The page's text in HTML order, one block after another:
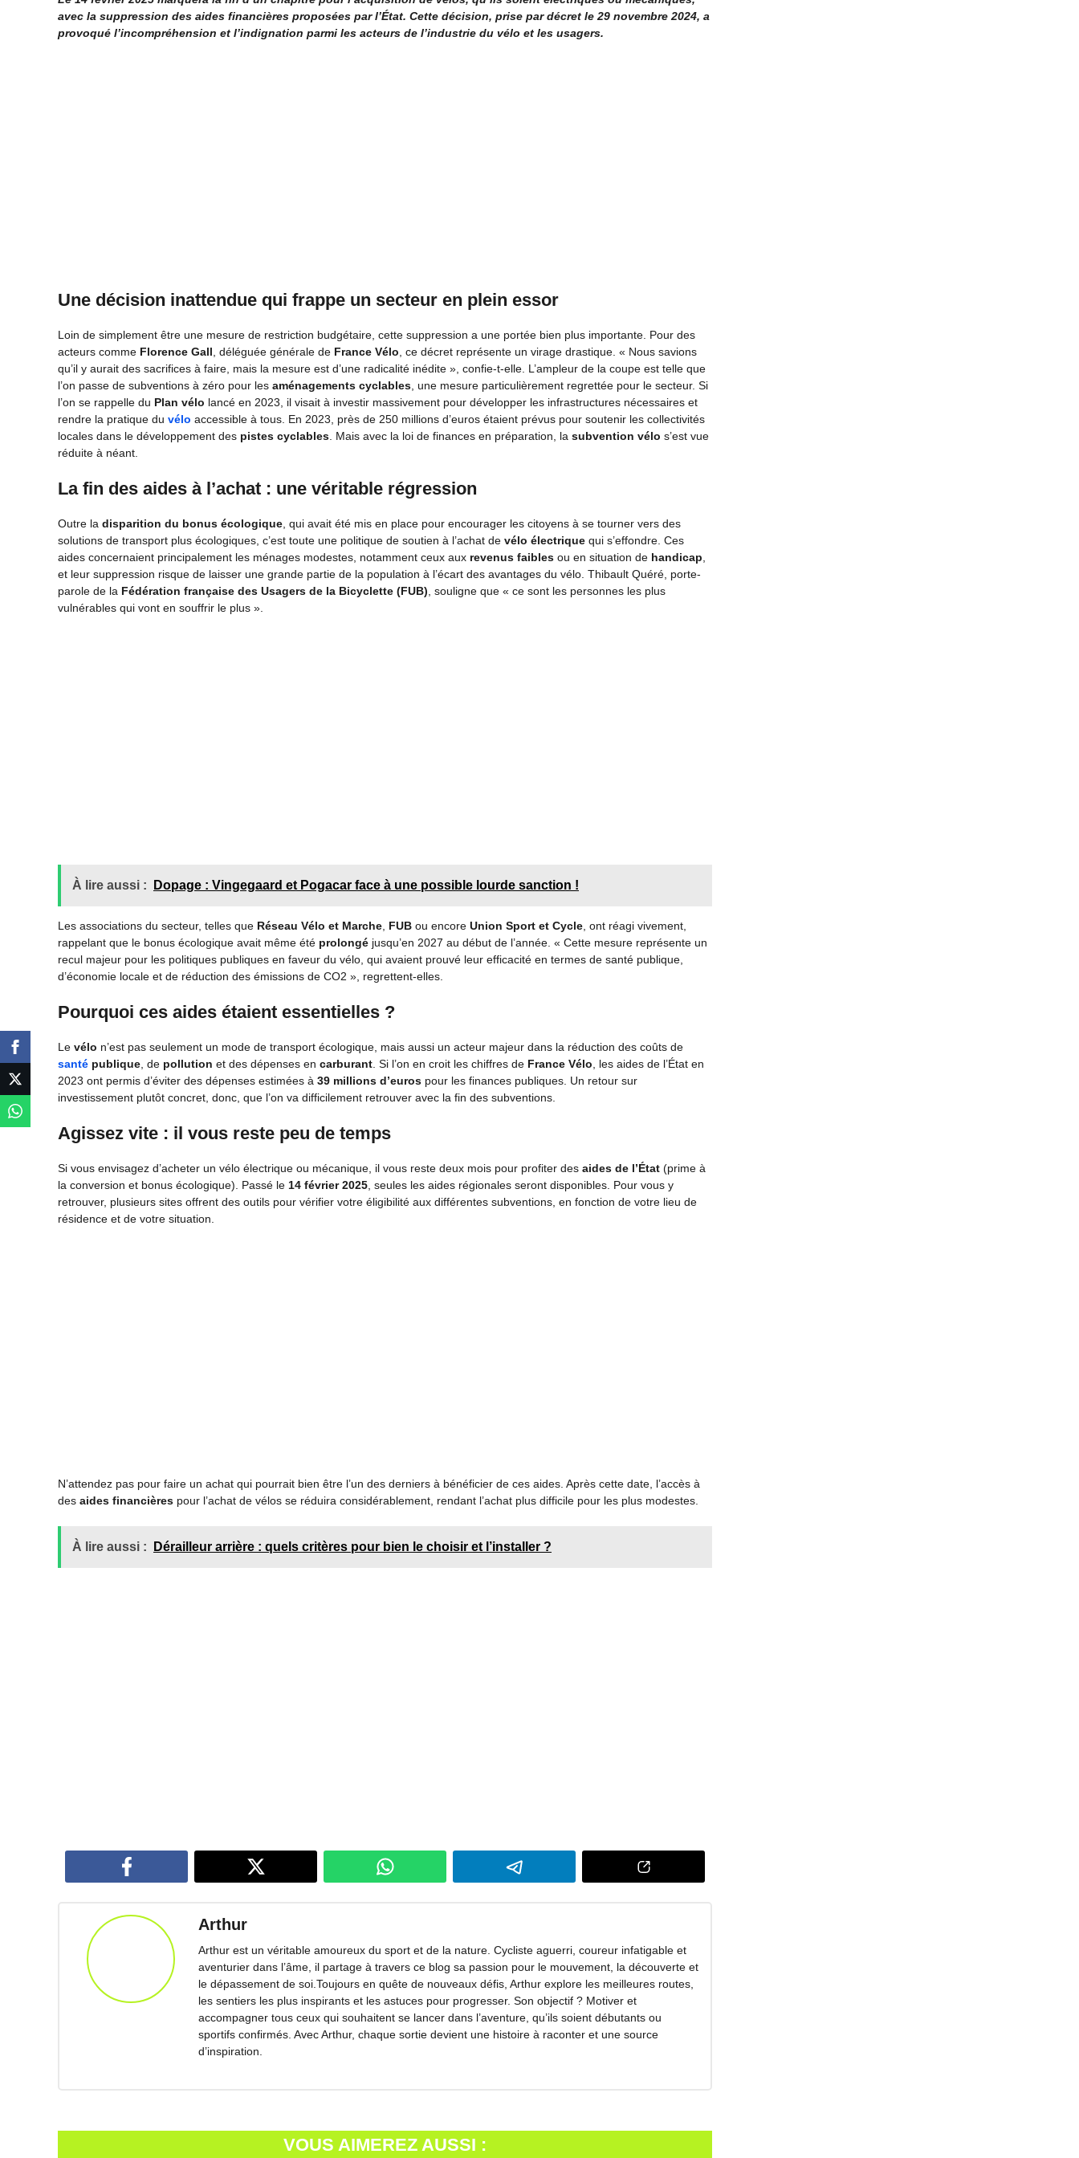
avec la suppression des aides financières proposées par l’État. Cette décision, prise par décret le 29 novembre 2024, a
provoqué l’incompréhension et l’indignation parmi les acteurs de l’industrie du vélo et les usagers.
Une décision inattendue qui frappe un secteur en plein essor
Loin de simplement être une mesure de restriction budgétaire, cette suppression a une portée bien plus importante. Pour des
acteurs comme Florence Gall , déléguée générale de France Vélo , ce décret représente un virage drastique. « Nous savions
qu’il y aurait des sacrifices à faire, mais la mesure est d’une radicalité inédite », confie-t-elle. L’ampleur de la coupe est telle que
l’on passe de subventions à zéro pour les aménagements cyclables , une mesure particulièrement regrettée pour le secteur. Si
l’on se rappelle du Plan vélo lancé en 2023, il visait à investir massivement pour développer les infrastructures nécessaires et
rendre la pratique du vélo accessible à tous. En 2023, près de 250 millions d’euros étaient prévus pour soutenir les collectivités
locales dans le développement des pistes cyclables . Mais avec la loi de finances en préparation, la subvention vélo s’est vue
réduite à néant.
La fin des aides à l’achat : une véritable régression
Outre la disparition du bonus écologique , qui avait été mis en place pour encourager les citoyens à se tourner vers des
solutions de transport plus écologiques, c’est toute une politique de soutien à l’achat de vélo électrique qui s’effondre. Ces
aides concernaient principalement les ménages modestes, notamment ceux aux revenus faibles ou en situation de handicap
et leur suppression risque de laisser une grande partie de la population à l’écart des avantages du vélo. Thibault Quéré, porte-
parole de la Fédération française des Usagers de la Bicyclette (FUB) , souligne que « ce sont les personnes les plus
vulnérables qui vont en souffrir le plus ».
À lire aussi : Dopage : Vingegaard et Pogacar face à une possible lourde sanction !
Les associations du secteur, telles que Réseau Vélo et Marche FUB ou encore Union Sport et Cycle , ont réagi vivement,
rappelant que le bonus écologique avait même été prolongé jusqu’en 2027 au début de l’année. « Cette mesure représente un
recul majeur pour les politiques publiques en faveur du vélo, qui avaient prouvé leur efficacité en termes de santé publique,
d’économie locale et de réduction des émissions de CO2 », regrettent-elles.
Pourquoi ces aides étaient essentielles ?
Le vélo n’est pas seulement un mode de transport écologique, mais aussi un acteur majeur dans la réduction des coûts de
santé publique , de pollution et des dépenses en carburant . Si l’on en croit les chiffres de France Vélo , les aides de l’État en
2023 ont permis d’éviter des dépenses estimées à 39 millions d’euros pour les finances publiques. Un retour sur
investissement plutôt concret, donc, que l’on va difficilement retrouver avec la fin des subventions.
Agissez vite : il vous reste peu de temps
Si vous envisagez d’acheter un vélo électrique ou mécanique, il vous reste deux mois pour profiter des aides de l’État (prime à
la conversion et bonus écologique). Passé le 14 février 2025 , seules les aides régionales seront disponibles. Pour vous y
retrouver, plusieurs sites offrent des outils pour vérifier votre éligibilité aux différentes subventions, en fonction de votre lieu de
résidence et de votre situation.
N’attendez pas pour faire un achat qui pourrait bien être l’un des derniers à bénéficier de ces aides. Après cette date, l’accès à
des aides financières pour l’achat de vélos se réduira considérablement, rendant l’achat plus difficile pour les plus modestes.
À lire aussi : Dérailleur arrière : quels critères pour bien le choisir et l’installer ?
Arthur
Arthur est un véritable amoureux du sport et de la nature. Cycliste aguerri, coureur infatigable et
aventurier dans l’âme, il partage à travers ce blog sa passion pour le mouvement, la découverte et
le dépassement de soi.Toujours en quête de nouveaux défis, Arthur explore les meilleures routes,
les sentiers les plus inspirants et les astuces pour progresser. Son objectif ? Motiver et
accompagner tous ceux qui souhaitent se lancer dans l’aventure, qu’ils soient débutants ou
sportifs confirmés. Avec Arthur, chaque sortie devient une histoire à raconter et une source
d’inspiration.
VOUS AIMEREZ AUSSI :